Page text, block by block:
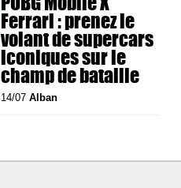
Ferrari : prenez le
volant de supercars
iconiques sur le
champ de bataille
14/07Alban